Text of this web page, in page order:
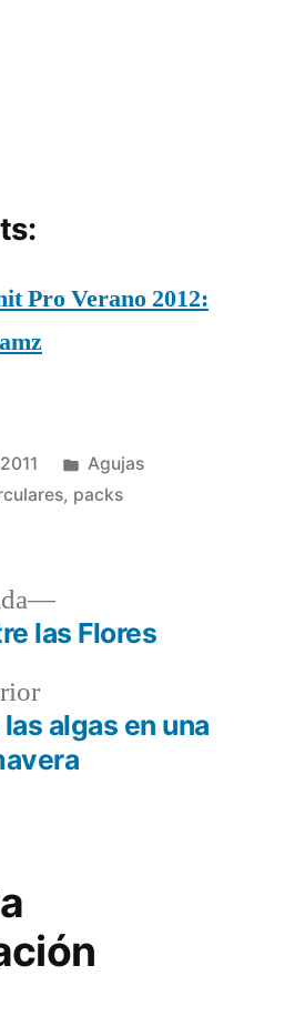
Pro Verano 2012:
Publicada
en
Agujas
, packs
Entrada
anterior:
algas en una
Siguiente
entrada:
las Flores